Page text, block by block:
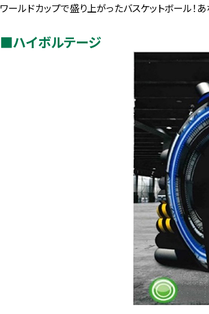
ワールドカップで盛り上がったバスケットボール！
■ハイボルテージ